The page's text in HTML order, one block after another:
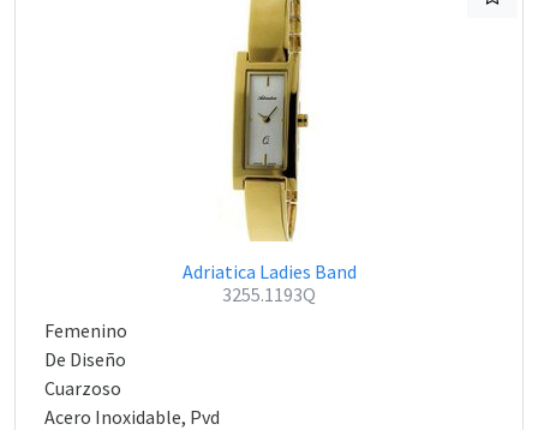
Adriatica Ladies Band
3255.1193Q
Femenino
De Diseño
Cuarzoso
Acero Inoxidable, Pvd